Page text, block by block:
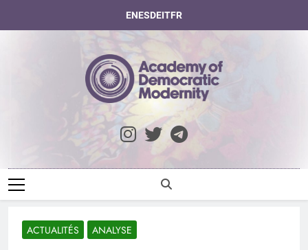
ENESDEITFR
Academy Of
Democratic
Modernity
ACTUALITÉS ANALYSE